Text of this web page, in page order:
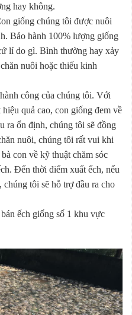
hay không.
giống chúng tôi được nuôi
Bảo hành 100% lượng giống
lí do gì. Bình thường hay xảy
nuôi hoặc thiếu kinh
công của chúng tôi. Với
quả cao, con giống đem về
ra ổn định, chúng tôi sẽ đồng
nuôi, chúng tôi rất vui khi
con về kỹ thuật chăm sóc
Đến thời điểm xuất ếch, nếu
tôi sẽ hỗ trợ đầu ra cho
ếch giống số 1 khu vực